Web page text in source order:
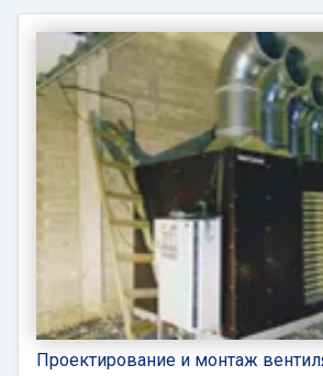
Проектирование и монтаж